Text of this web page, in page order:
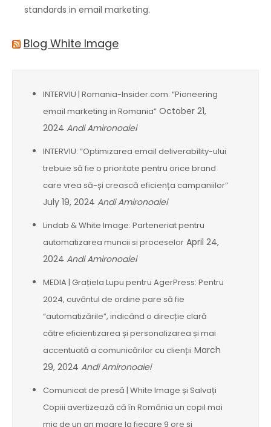
standards in email marketing.
Blog White Image
INTERVIU | Romania-Insider.com: “Pioneering
email marketing in Romania” October 21,
2024 Andi Amironoaiei
INTERVIU: ”Optimizarea email deliverability-ului
trebuie să fie o prioritate pentru orice brand
care vrea să-și crească eficiența campaniilor”
July 19, 2024 Andi Amironoaiei
Lindab & White Image: Parteneriat pentru
automatizarea muncii si proceselor April 24,
2024 Andi Amironoaiei
MEDIA | Grațiela Lupu pentru AgerPress: Pentru
2024, cuvântul de ordine pare să fie
“automatizările”, indicând o direcție clară
către eficientizarea și personalizarea și mai
accentuată a comunicărilor cu clienții March
29, 2024 Andi Amironoaiei
Comunicat de presă | White Image și Salvați
Copiii avertizează că în România un copil mai
mic de un an moare la fiecare 9 ore și